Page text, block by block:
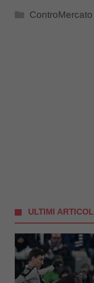
Categorie
ControMercato
ULTIMI ARTICOLI